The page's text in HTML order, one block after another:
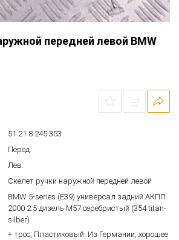
передней левой BMW
51 21 8 245 353
Перед.
Лев.
Скелет ручки наружной передней левой
BMW 5-series (E39) универсал задний АКПП
2000 2.5 дизель M57 серебристый (354 titan-
silber)
+ трос, Пластиковый. Из Германии, хорошее